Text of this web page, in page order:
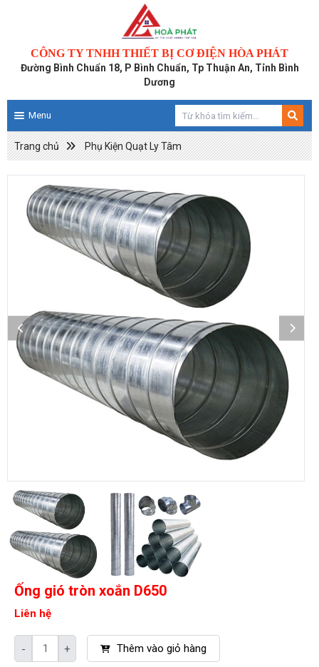
CÔNG TY TNHH THIẾT BỊ CƠ ĐIỆN HÒA PHÁT
Đường Bình Chuẩn 18, P Bình Chuẩn, Tp Thuận An, Tỉnh Bình
Dương
Menu
Trang chủ Phụ Kiện Quạt Ly Tâm
Ống gió tròn xoắn D650
Liên hệ
- + Thêm vào giỏ hàng